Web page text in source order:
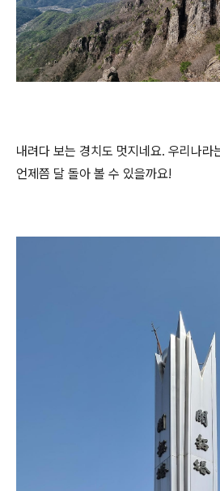
내려다 보는 경치도 멋지네요. 우리나라
언제쯤 달 돌아 볼 수 있을까요!